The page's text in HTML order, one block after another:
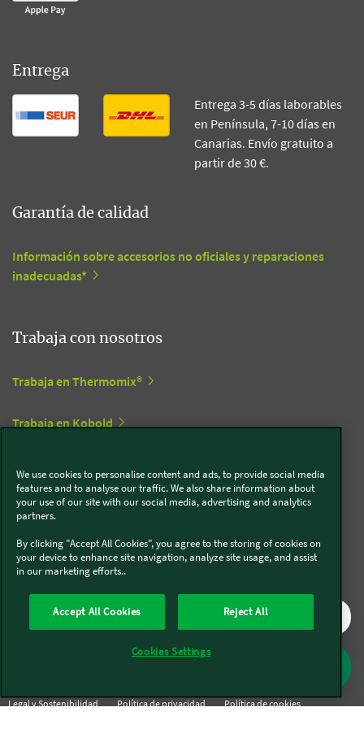
Entrega
Entrega 3-5 días laborables
en Península, 7-10 días en
Canarias. Envío gratuito a
partir de 30 €.
Garantía de calidad
Información sobre accesorios no oficiales y reparaciones
inadecuadas*
Trabaja con nosotros
Trabaja en Thermomix®
Trabaja en Kobold
Síguenos en redes sociales
Thermomix®
Legal y Sostenibilidad Política de privacidad
Política de cookies
We use cookies to personalise content and ads, to provide social media
features and to analyse our traffic. We also share information about
your use of our site with our social media, advertising and analytics
partners.
By clicking "Accept All Cookies", you agree to the storing of cookies on
your device to enhance site navigation, analyze site usage, and assist
in our marketing efforts..
Accept All Cookies Reject All
Cookies Settings